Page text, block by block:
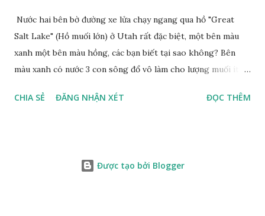
Nước hai bên bờ đường xe lửa chạy ngang qua hồ "Great
Salt Lake" (Hồ muối lớn) ở Utah rất đặc biệt, một bên màu
xanh một bên màu hồng, các bạn biết tại sao không? Bên
màu xanh có nước 3 con sông đổ vô làm cho lượng muối ít,
biển, nhiều sinh vật thích muối sống ở đây, tạo nên màu
CHIA SẺ ĐĂNG NHẬN XÉT ĐỌC THÊM
Được tạo bởi Blogger